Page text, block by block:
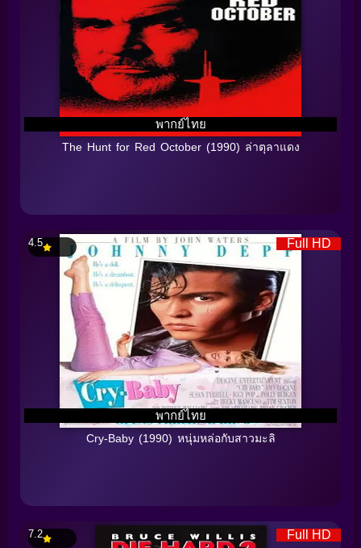
พากย์ไทย
The Hunt for Red October (1990) ล่าตุลาแดง
Full HD
พากย์ไทย
4.5
Cry-Baby (1990) หนุ่มหล่อกับสาวมะลิ
Full HD
7.2